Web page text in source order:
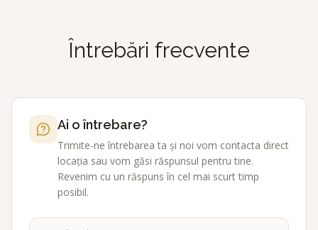
Întrebări frecvente
Ai o întrebare?
Trimite-ne întrebarea ta și noi vom contacta direct
locația sau vom găsi răspunsul pentru tine.
Revenim cu un răspuns în cel mai scurt timp
posibil.